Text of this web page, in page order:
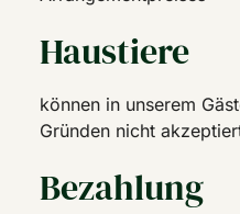
Haustiere
können in unserem
Gründen nicht
Bezahlung